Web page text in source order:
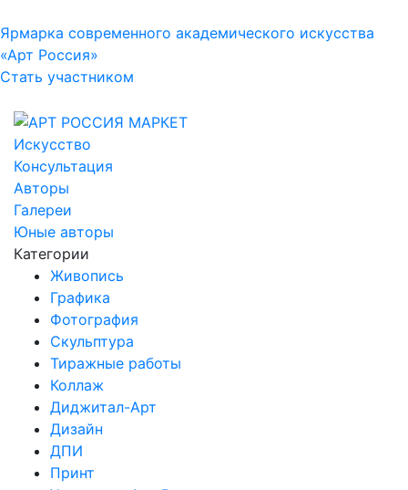
Ярмарка современного академического искусства
«Арт Россия»
Стать участником
Искусство
Консультация
Авторы
Галереи
Юные авторы
Категории
Живопись
Графика
Фотография
Скульптура
Тиражные работы
Коллаж
Диджитал-Арт
Дизайн
ДПИ
Принт